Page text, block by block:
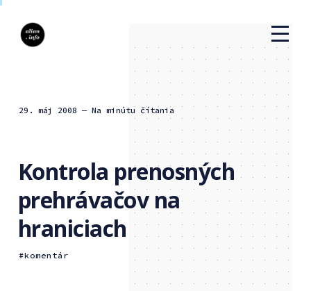
29. máj 2008 — Na minútu čítania
Kontrola prenosných
prehrávačov na
hraniciach
komentár